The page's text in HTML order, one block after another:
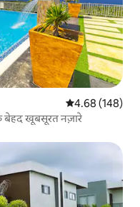
औसत रेटिंग 5 में से
4.68 (148)
बेहद खूबसूरत नज़ारे